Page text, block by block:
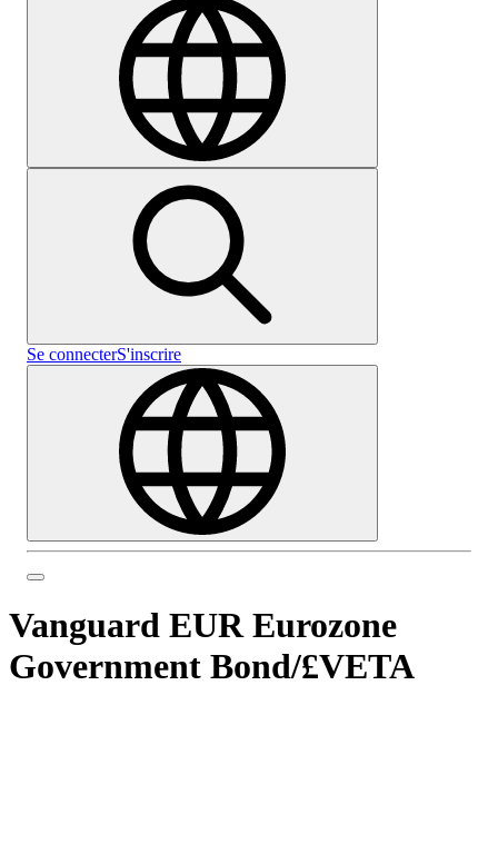
Se connecterS'inscrire
Vanguard EUR Eurozone
Government Bond/£VETA